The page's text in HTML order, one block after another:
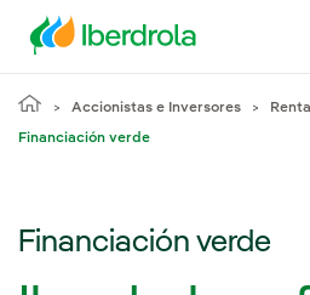
Accionistas e Inversores
Financiación verde
Financiación verde